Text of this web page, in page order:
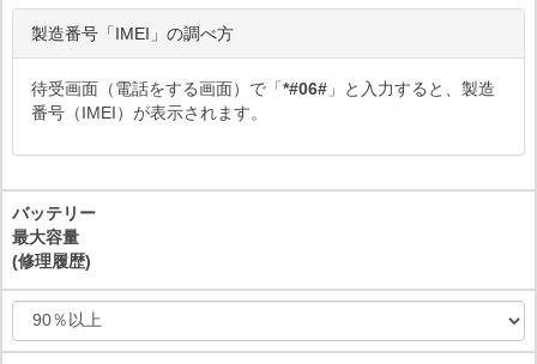
製造番号「IMEI」の調べ方
待受画面（電話をする画面）で「*#06# 」と入力すると、製造
番号（IMEI）が表示されます。
バッテリー
最大容量
(修理履歴)